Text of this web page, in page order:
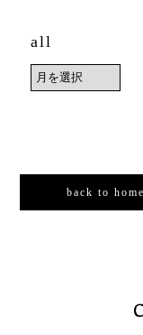
all
back to home